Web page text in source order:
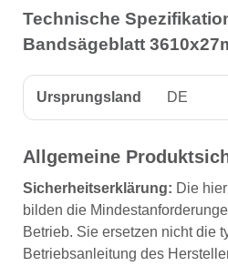
Technische
Bandsägeblatt
Ursprungsland DE
Allgemeine
Sicherheitserklärung: Die
bilden die
Betrieb. Sie ersetzen nicht die
Betriebsanleitung des